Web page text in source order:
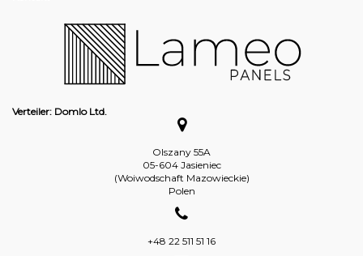
Verteiler: Domlo Ltd.
Olszany 55A
05-604 Jasieniec
(Woiwodschaft Mazowieckie)
Polen
+48 22 511 51 16